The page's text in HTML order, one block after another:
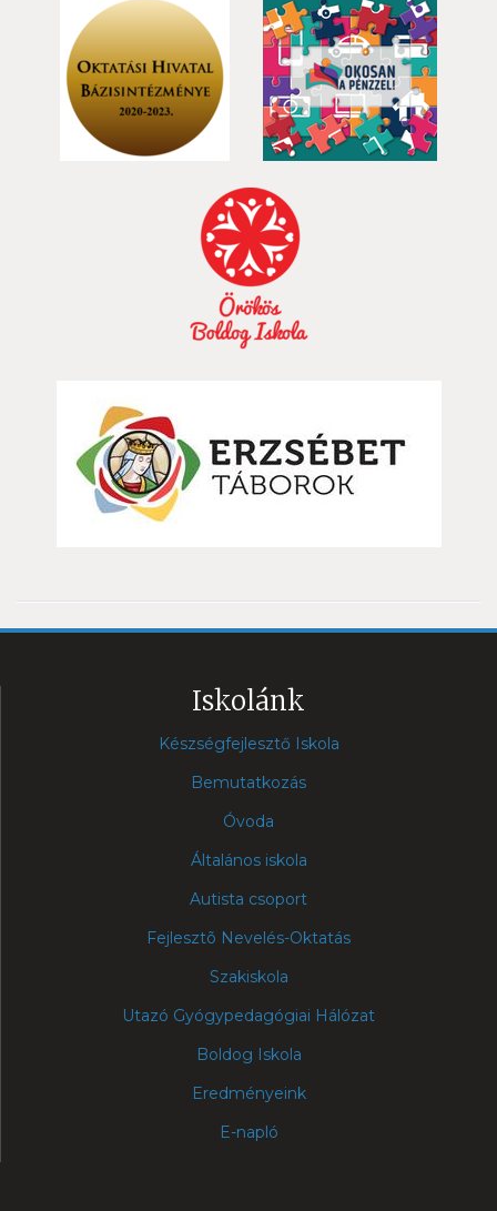
Iskolánk
Készségfejlesztő Iskola
Bemutatkozás
Óvoda
Általános iskola
Autista csoport
Fejlesztõ Nevelés-Oktatás
Szakiskola
Utazó Gyógypedagógiai Hálózat
Boldog Iskola
Eredményeink
E-napló